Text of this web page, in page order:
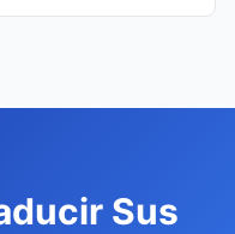
Sus